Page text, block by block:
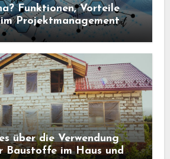
Funktionen, Vorteile
Projektmanagement
über die Verwendung
Baustoffe im Haus und